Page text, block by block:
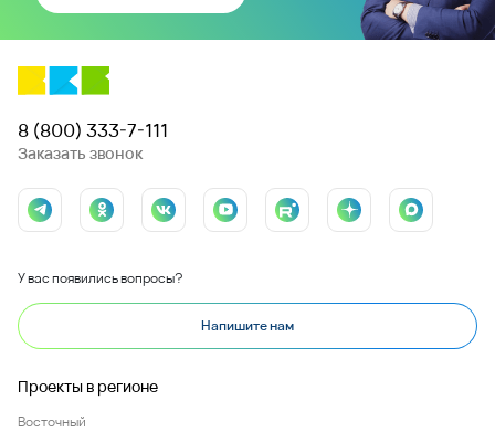
8 (800) 333-7-111
Заказать звонок
У вас появились вопросы?
Напишите нам
Проекты в регионе
Восточный